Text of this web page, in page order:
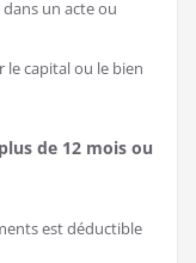
un acte ou
le capital ou le bien
de 12 mois ou
est déductible